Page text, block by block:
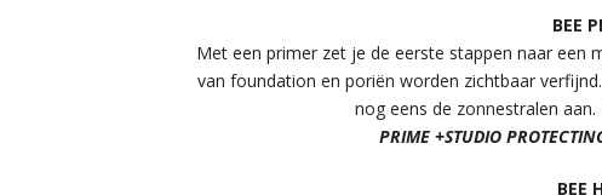
BEE
Met een primer zet je de eerste stappen naar een
van foundation en poriën worden zichtbaar
nog eens de zonnestralen
PRIME +STUDIO
BEE